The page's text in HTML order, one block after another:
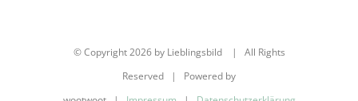
© Copyright2026 by Lieblingsbild | All Rights
Reserved | Powered by